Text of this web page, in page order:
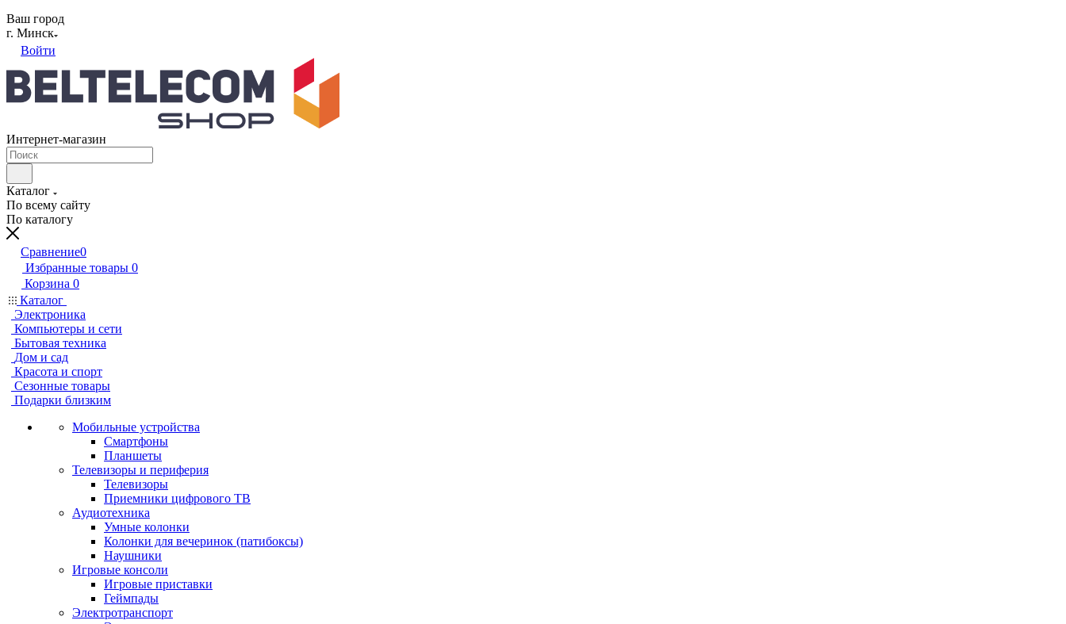
Ваш город
г. Минск
Войти
Интернет-магазин
Каталог
По всему сайту
По каталогу
Сравнение0
Избранные товары 0
Корзина 0
Каталог
Электроника
Компьютеры и сети
Бытовая техника
Дом и сад
Красота и спорт
Сезонные товары
Подарки близким
Мобильные устройства
Смартфоны
Планшеты
Телевизоры и периферия
Телевизоры
Приемники цифрового ТВ
Аудиотехника
Умные колонки
Колонки для вечеринок (патибоксы)
Наушники
Игровые консоли
Игровые приставки
Геймпады
Электротранспорт